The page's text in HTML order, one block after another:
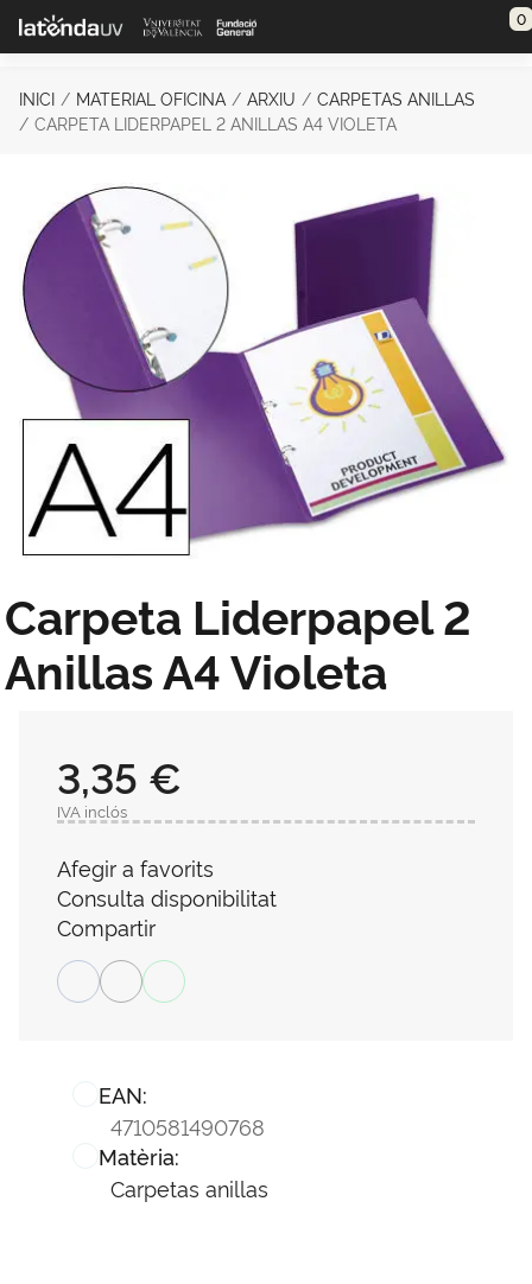
Saltar al contenido principal 0
INICI MATERIAL OFICINA ARXIU
CARPETAS ANILLAS
CARPETA LIDERPAPEL 2 ANILLAS A4 VIOLETA
Carpeta Liderpapel 2
Anillas A4 Violeta
EAN:
4710581490768
Matèria:
Carpetas anillas
3,35 €
IVA inclós
Afegir a favorits
Consulta disponibilitat
Compartir